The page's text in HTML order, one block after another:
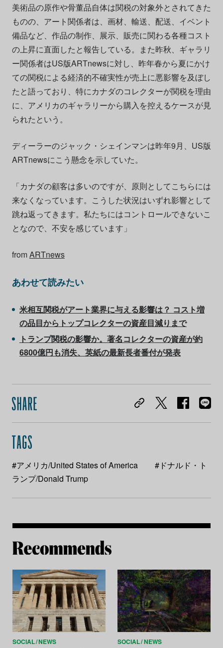
美術品の原作や骨董品自体は関税の対象外とされてきた
ものの、アート関係者は、画材、輸送、配送、イベント
備品など、作品の制作、展示、販売に関わる各種コスト
の上昇に直面したと報告している。また昨秋、ギャラリ
ー関係者はUS版ARTnewsに対し、昨年春から夏にかけ
ての関税による経済的不確実性が売上に悪影響を及ぼし
たと語っており、特にカナダのコレクターが関税を理由
に、アメリカのギャラリーから購入を控えるケースが見
られたという。
ディーラーのジャック・シェインマンは昨年9月、US版
ARTnewsにこう懸念を示していた。
「カナダの顧客は多いのですが、原則としてこちらには
来なくなっています。こうした状況はいずれ影響として
跳ね返ってきます。私たちにはコントロールできないこ
となので、不安を感じています」
fromARTnews
あわせて読みたい
米相互関税がアート業界に与える影響は？ コスト増
の品目からトップコレクターの資産目減りまで
トランプ関税の影響か。著名コレクターの資産が約
6800億円も消失、英紙の最新長者番付が発表
#アメリカ/United States of America
#ドナルド・ト
ランプ/Donald Trump
SOCIAL NEWS SOCIAL NEWS